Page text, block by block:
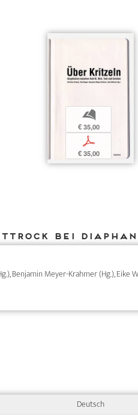
b
€ 35,00
p
€ 35,00
bei
Benjamin Meyer-Krahmer (Hg.), Eike
Deutsch